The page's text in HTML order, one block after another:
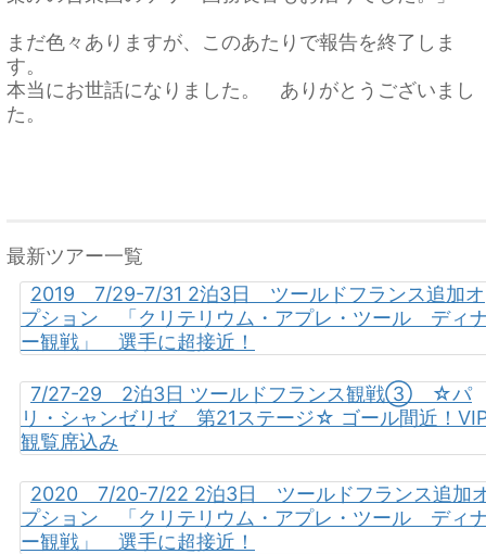
まだ色々ありますが、このあたりで報告を終了しま
す。
本当にお世話になりました。 ありがとうございまし
た。
最新ツアー一覧
2019 7/29-7/31 2泊3日 ツールドフランス追加オ
プション 「クリテリウム・アプレ・ツール ディ
ー観戦」 選手に超接近！
7/27-29 2泊3日 ツールドフランス観戦③ ☆パ
リ・シャンゼリゼ 第21ステージ☆ ゴール間近！
観覧席込み
2020 7/20-7/22 2泊3日 ツールドフランス追加
プション 「クリテリウム・アプレ・ツール ディ
ー観戦」 選手に超接近！